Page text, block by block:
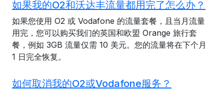
如果我的O2和沃达丰流量都用完了怎么办？
如果您使用 O2 或 Vodafone 的流量套餐，且当月流量
用完，您可以购买我们的英国和欧盟 Orange 旅行套
餐，例如 3GB 流量仅需 10 美元。您的流量将在下个月
1 日完全恢复。
如何取消我的O2或Vodafone服务？